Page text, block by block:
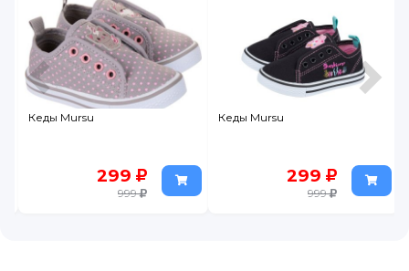
Кеды Mursu
299
999
Кеды Mursu
299
999